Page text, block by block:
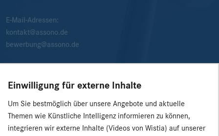
E-Mail-Adressen:
kontakt@assono.de
bewerbung@assono.de
Einwilligung für externe Inhalte
Um Sie bestmöglich über unsere Angebote und aktuelle
Themen wie Künstliche Intelligenz informieren zu können,
integrieren wir externe Inhalte (Videos von Wistia) auf unserer